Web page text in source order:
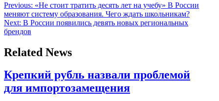
Previous: «Не стоит тратить десять лет на учебу» В России
меняют систему образования. Чего ждать школьникам?
Next: В России появились девять новых региональных
брендов
Related News
Крепкий рубль назвали проблемой
для импортозамещения